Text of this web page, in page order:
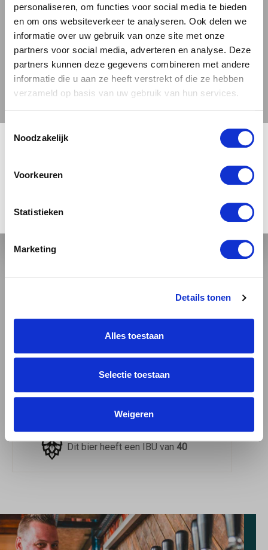
personaliseren, om functies voor social media te bieden
en om ons websiteverkeer te analyseren. Ook delen we
informatie over uw gebruik van onze site met onze
partners voor social media, adverteren en analyse. Deze
partners kunnen deze gegevens combineren met andere
informatie die u aan ze heeft verstrekt of die ze hebben
verzameld op basis van uw gebruik van hun services.
Toestemmingsselectie
Noodzakelijk
Voorkeuren
Statistieken
Marketing
Details tonen
Alles toestaan
Selectie toestaan
Weigeren
perfect aan en zorgen voor een unieke
culinaire ervaring.
Brouwerij Dutch Bargain staat bekend om haar
innovatieve en smaakvolle bieren. De Eclair,
een Pastry Stout, is hier geen uitzondering op.
laat je verrassen door de unieke smaak van dit
Dit bier heeft op Untappd een4
Teku
Chocolade Toffee , Vanille
, BBQ , Pittige en belegen kazen ,
Zoete desserts
Dit bier heeft een IBU van 40
🍺 LEEFDTIJDSCHECK 🍺
Je moet 18 jaar of ouder zijn om deze site te bezoeken.
JA, IK BEN 18 JAAR OF OUDER NEE